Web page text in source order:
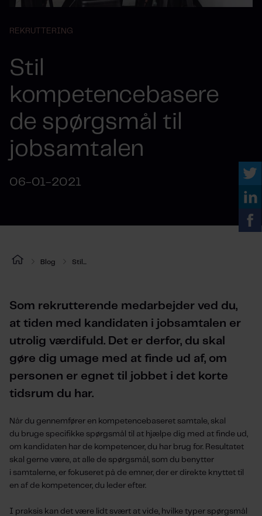
REKRUTTERING
Stil
kompetencebasere
de spørgsmål til
jobsamtalen
06-01-2021
Blog Stil...
Som rekrutterende medarbejder ved du,
at tiden med kandidaten i jobsamtalen er
utrolig værdifuld. Det er derfor, du skal
gøre dig umage med at finde ud af, om
personen er egnet til jobbet i det korte
tidsrum du har.
Når du gennemfører en kompetencebaseret samtale, skal
du bruge specifikke spørgsmål til at hjælpe dig med at finde ud,
om kandidaten har de kompetencer, du har brug for. Resultatet
skal gerne være, at alle de spørgsmål, som du benytter
i samtalerne, er fokuseret på de emner, der er direkte knyttet til
en af de kompetencer, du leder efter.
I praksis kan det være lidt svært at vide, hvilke typer spørgsmål